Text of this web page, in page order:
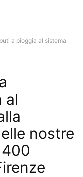
a pioggia al sistema
al
nostre